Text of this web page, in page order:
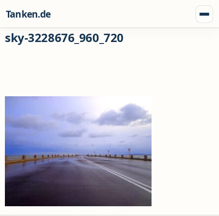
Tanken.de
sky-3228676_960_720